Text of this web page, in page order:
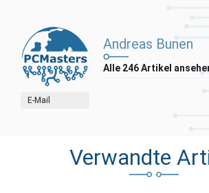
E-Mail
Andreas Bunen
Alle 246 Artikel
Verwandte